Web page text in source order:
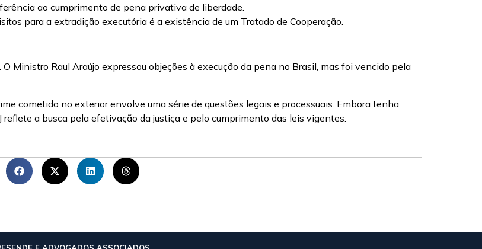
ao cumprimento de pena privativa de liberdade.
para a extradição executória é a existência de um Tratado de Cooperação.
Ministro Raul Araújo expressou objeções à execução da pena no Brasil, mas foi vencido pela
cometido no exterior envolve uma série de questões legais e processuais. Embora tenha
a busca pela efetivação da justiça e pelo cumprimento das leis vigentes.